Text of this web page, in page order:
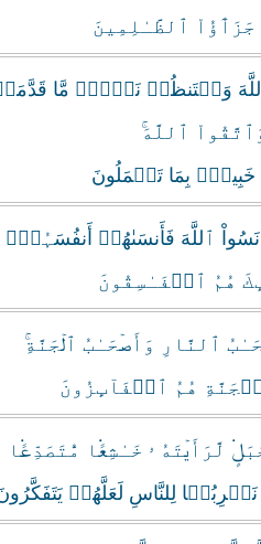
جَزَٲٓؤُاْ ٱلظَّـٰلِمِينَ
ٱللَّهَ وَلۡتَنظُرۡ نَفۡسٌ۬ مَّا
ٱللَّهَ‌ۚ
خَبِيرُۢ بِمَا تَعۡمَلُونَ
نَسُواْ ٱللَّهَ فَأَنسَٮٰهُمۡ أَنفُسَہُمۡ‌ۚ
هُمُ ٱلۡفَـٰسِقُونَ
ٱلنَّارِ وَأَصۡحَـٰبُ ٱلۡجَنَّةِ‌ۚ
هُمُ ٱلۡفَآٮِٕزُونَ
لَّرَأَيۡتَهُ ۥ خَـٰشِعً۬ا
لِلنَّاسِ لَعَلَّهُمۡ